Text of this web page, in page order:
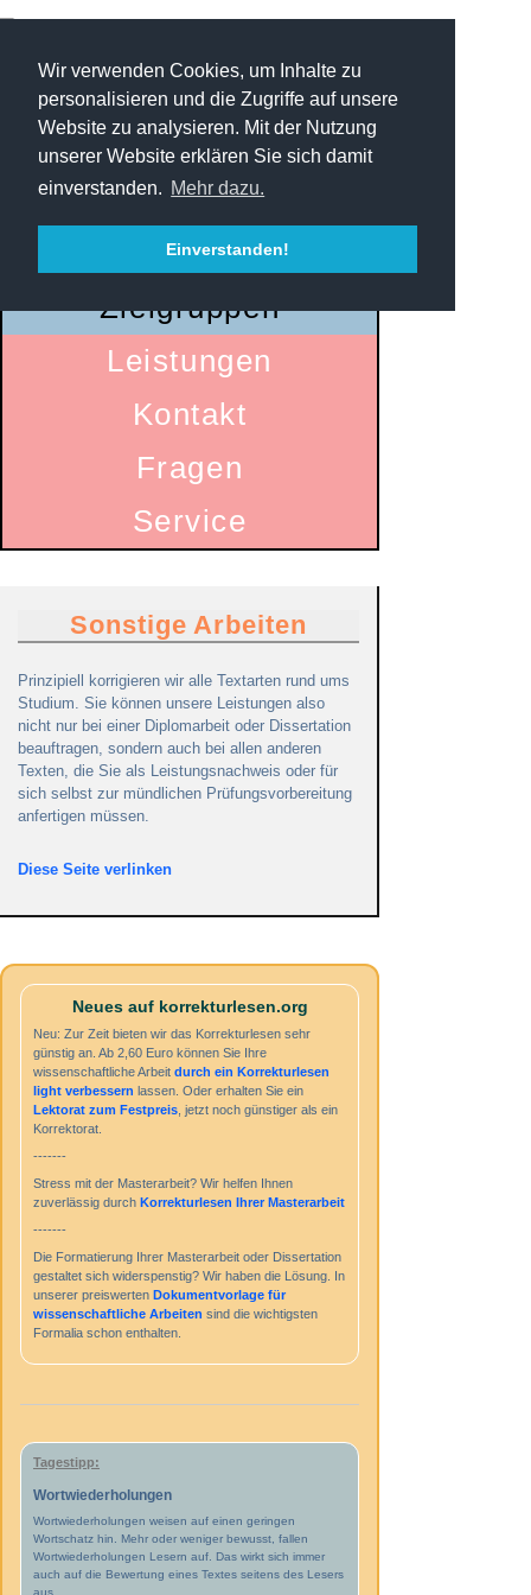
Wir verwenden Cookies, um Inhalte zu
personalisieren und die Zugriffe auf unsere
Website zu analysieren. Mit der Nutzung
unserer Website erklären Sie sich damit
einverstanden. Mehr dazu.
Einverstanden!
Startseite
Zielgruppen
Leistungen
Kontakt
Fragen
Service
Sonstige Arbeiten
Prinzipiell korrigieren wir alle Textarten rund ums
Studium. Sie können unsere Leistungen also
nicht nur bei einer Diplomarbeit oder Dissertation
beauftragen, sondern auch bei allen anderen
Texten, die Sie als Leistungsnachweis oder für
sich selbst zur mündlichen Prüfungsvorbereitung
anfertigen müssen.
Diese Seite verlinken
Neues auf korrekturlesen.org
Neu: Zur Zeit bieten wir das Korrekturlesen sehr
günstig an. Ab 2,60 Euro können Sie Ihre
wissenschaftliche Arbeit durch ein Korrekturlesen
light verbessern lassen. Oder erhalten Sie ein
Lektorat zum Festpreis , jetzt noch günstiger als ein
Korrektorat.
-------
Stress mit der Masterarbeit? Wir helfen Ihnen
zuverlässig durch Korrekturlesen Ihrer Masterarbeit
-------
Die Formatierung Ihrer Masterarbeit oder Dissertation
gestaltet sich widerspenstig? Wir haben die Lösung. In
unserer preiswerten Dokumentvorlage für
wissenschaftliche Arbeiten sind die wichtigsten
Formalia schon enthalten.
Tagestipp:
Wortwiederholungen
Wortwiederholungen weisen auf einen geringen
Wortschatz hin. Mehr oder weniger bewusst, fallen
Wortwiederholungen Lesern auf. Das wirkt sich immer
auch auf die Bewertung eines Textes seitens des Lesers
aus.